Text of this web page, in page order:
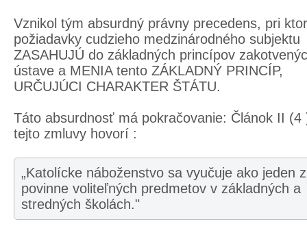
Vznikol tým absurdný právny precedens, pri
požiadavky cudzieho medzinárodného subjektu
ZASAHUJÚ do základných princípov
ústave a MENIA tento ZÁKLADNÝ PRINCÍP,
URČUJÚCI CHARAKTER ŠTÁTU.
Táto absurdnosť má pokračovanie: Článok II (4
tejto zmluvy hovorí :
„Katolícke náboženstvo sa vyučuje ako jeden z
povinne voliteľných predmetov v základných a
stredných školách."